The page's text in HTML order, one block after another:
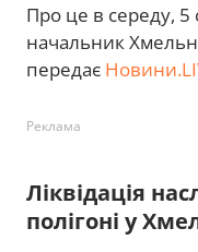
Про це в середу,
начальник
передає
Реклама
Ліквідація
полігоні у